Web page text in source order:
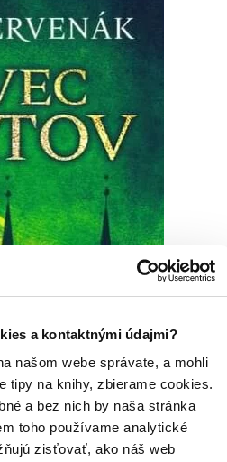
a kontaktnými údajmi?
našom webe správate, a mohli
tipy na knihy, zbierame cookies.
a bez nich by naša stránka
toho používame analytické
zisťovať, ako náš web